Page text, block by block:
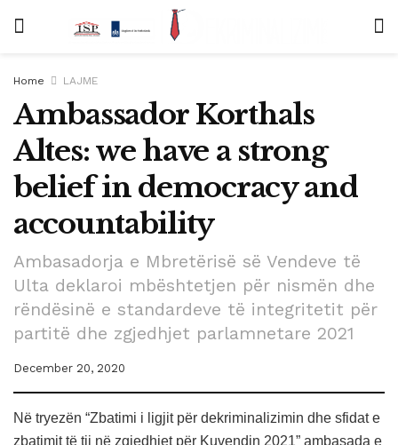
Home LAJME
Ambassador Korthals
Altes: we have a strong
belief in democracy and
accountability
Ambasadorja e Mbretërisë së Vendeve të
Ulta deklaroi mbështetjen për nismën dhe
rëndësinë e standardeve të integritetit për
partitë dhe zgjedhjet parlamnetare 2021
December 20, 2020
Në tryezën “Zbatimi i ligjit për dekriminalizimin dhe sfidat e
zbatimit të tij në zgjedhjet për Kuvendin 2021” ambasada e